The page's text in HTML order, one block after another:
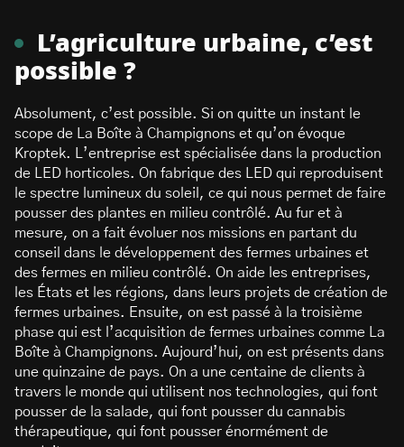
L’agriculture urbaine, c’est
possible ?
Absolument, c’est possible. Si on quitte un instant le
scope de La Boîte à Champignons et qu’on évoque
Kroptek. L’entreprise est spécialisée dans la production
de LED horticoles. On fabrique des LED qui reproduisent
le spectre lumineux du soleil, ce qui nous permet de faire
pousser des plantes en milieu contrôlé. Au fur et à
mesure, on a fait évoluer nos missions en partant du
conseil dans le développement des fermes urbaines et
des fermes en milieu contrôlé. On aide les entreprises,
les États et les régions, dans leurs projets de création de
fermes urbaines. Ensuite, on est passé à la troisième
phase qui est l’acquisition de fermes urbaines comme La
Boîte à Champignons. Aujourd’hui, on est présents dans
une quinzaine de pays. On a une centaine de clients à
travers le monde qui utilisent nos technologies, qui font
pousser de la salade, qui font pousser du cannabis
thérapeutique, qui font pousser énormément de